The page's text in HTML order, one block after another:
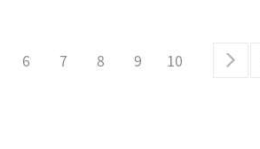
6 7 8 9 10